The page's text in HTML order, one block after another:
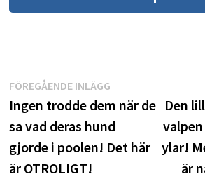
Inläggsnavigering
FÖREGÅENDE INLÄGGFöregående
inlägg:
Ingen trodde dem när de
sa vad deras hund
gjorde i poolen! Det här
är OTROLIGT!
Den
ylar!
är